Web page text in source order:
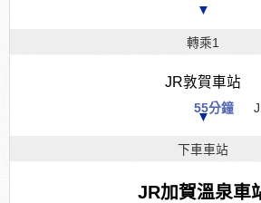
▼
轉乘1
JR敦賀車站
55分鐘
▼
下車車站
JR加賀溫泉車